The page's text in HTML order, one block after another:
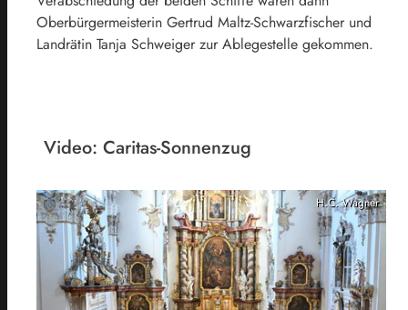
Oberbürgermeisterin Gertrud Maltz-Schwarzfischer und
Landrätin Tanja Schweiger zur Ablegestelle gekommen.
Video: Caritas-Sonnenzug
H.C. Wagner